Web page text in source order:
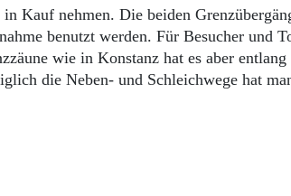
Kauf nehmen. Die beiden
benutzt werden. Für Besucher und
wie in Konstanz hat es aber
die Neben- und Schleichwege hat